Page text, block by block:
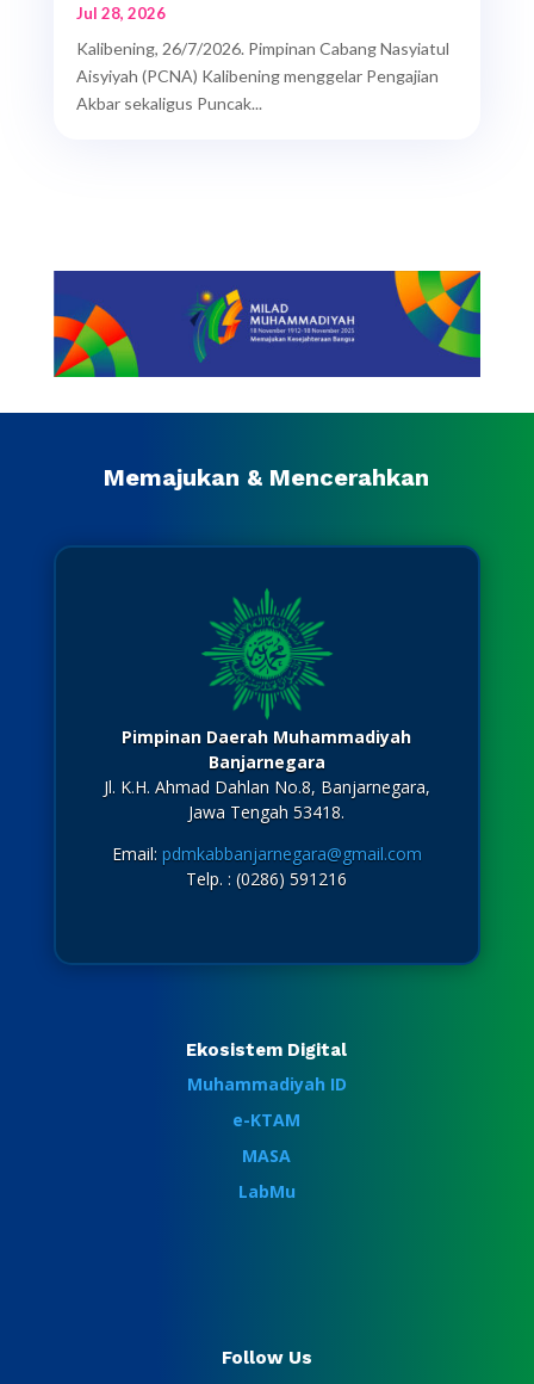
Jul 28, 2026
Kalibening, 26/7/2026. Pimpinan Cabang Nasyiatul
Aisyiyah (PCNA) Kalibening menggelar Pengajian
Akbar sekaligus Puncak...
Memajukan & Mencerahkan
Pimpinan Daerah Muhammadiyah
Banjarnegara
Jl. K.H. Ahmad Dahlan No.8, Banjarnegara,
Jawa Tengah 53418.
Email: pdmkabbanjarnegara@gmail.com
Telp. : (0286) 591216
Ekosistem Digital
Muhammadiyah ID
e-KTAM
MASA
LabMu
Follow Us